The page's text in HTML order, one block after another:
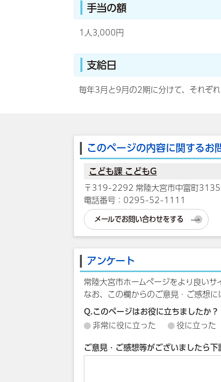
手当の額
1人3,000円
支給日
毎年3月と9月の2期に分けて、それぞ
このページの内容に関するお
こども課 こどもG
〒319-2292 常陸大宮市中富町
電話番号：0295-52-1111
メールでお問い合わせをする
アンケート
常陸大宮市ホームページをより良い
なお、この欄からのご意見・ご感想
Q.このページはお役に立ちましたか？
非常に役に立った
役に立った
ご意見・ご感想等がございましたら